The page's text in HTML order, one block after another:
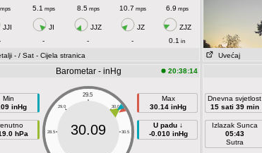
mps 5.1 mps 8.5mps 10.7 mps 6.9 mps
JJI JI JJZ JZ
ZJZ
- - - 0.1 in
- / Sat - Cijela stranica Uvećaj
Barometar - inHg 20:38:14
Min
inHg
hPa
29.5
29.0 30.0
28.5 30.5
30.09
Max
30.14 inHg
U padu ↓
-0.010 inHg
Dnevna svjetlost
15 sati 39 min
Izlazak Sunca
05:43
Sutra